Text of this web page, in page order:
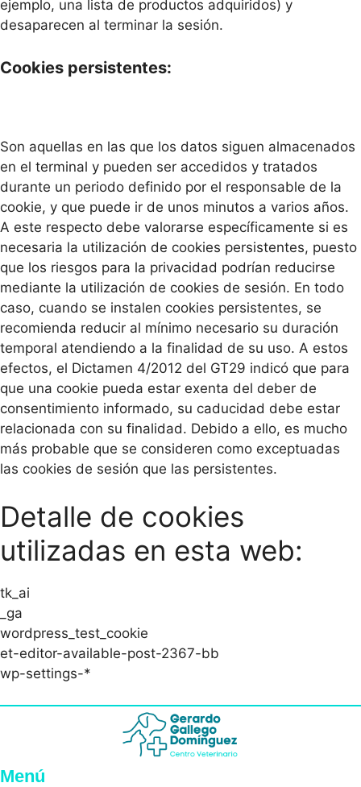
ejemplo, una lista de productos adquiridos) y
desaparecen al terminar la sesión.
Cookies persistentes:
Son aquellas en las que los datos siguen almacenados
en el terminal y pueden ser accedidos y tratados
durante un periodo definido por el responsable de la
cookie, y que puede ir de unos minutos a varios años.
A este respecto debe valorarse específicamente si es
necesaria la utilización de cookies persistentes, puesto
que los riesgos para la privacidad podrían reducirse
mediante la utilización de cookies de sesión. En todo
caso, cuando se instalen cookies persistentes, se
recomienda reducir al mínimo necesario su duración
temporal atendiendo a la finalidad de su uso. A estos
efectos, el Dictamen 4/2012 del GT29 indicó que para
que una cookie pueda estar exenta del deber de
consentimiento informado, su caducidad debe estar
relacionada con su finalidad. Debido a ello, es mucho
más probable que se consideren como exceptuadas
las cookies de sesión que las persistentes.
Detalle de cookies
utilizadas en esta web:
tk_ai
_ga
wordpress_test_cookie
et-editor-available-post-2367-bb
wp-settings-*
Menú